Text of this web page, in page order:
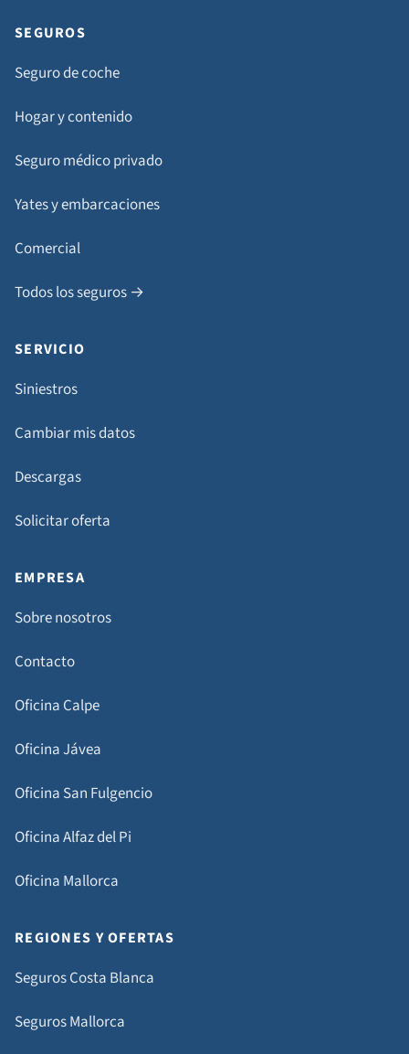
SEGUROS
Seguro de coche
Hogar y contenido
Seguro médico privado
Yates y embarcaciones
Comercial
Todos los seguros →
SERVICIO
Siniestros
Cambiar mis datos
Descargas
Solicitar oferta
EMPRESA
Sobre nosotros
Contacto
Oficina Calpe
Oficina Jávea
Oficina San Fulgencio
Oficina Alfaz del Pi
Oficina Mallorca
REGIONES Y OFERTAS
Seguros Costa Blanca
Seguros Mallorca